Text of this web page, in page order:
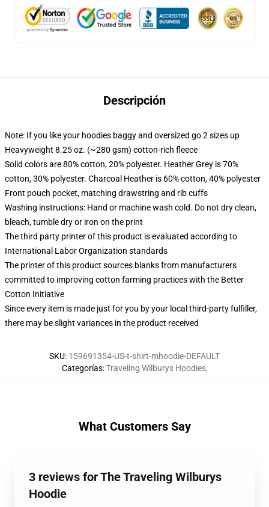
Descripción
Note: If you like your hoodies baggy and oversized go 2 sizes up
Heavyweight 8.25 oz. (~280 gsm) cotton-rich fleece
Solid colors are 80% cotton, 20% polyester. Heather Grey is 70%
cotton, 30% polyester. Charcoal Heather is 60% cotton, 40% polyester
Front pouch pocket, matching drawstring and rib cuffs
Washing instructions: Hand or machine wash cold. Do not dry clean,
bleach, tumble dry or iron on the print
The third party printer of this product is evaluated according to
International Labor Organization standards
The printer of this product sources blanks from manufacturers
committed to improving cotton farming practices with the Better
Cotton Initiative
Since every item is made just for you by your local third-party fulfiller,
there may be slight variances in the product received
SKU: 159691354-US-t-shirt-mhoodie-DEFAULT
Categorías:Traveling Wilburys Hoodies,
What Customers Say
3 reviews for The Traveling Wilburys
Hoodie